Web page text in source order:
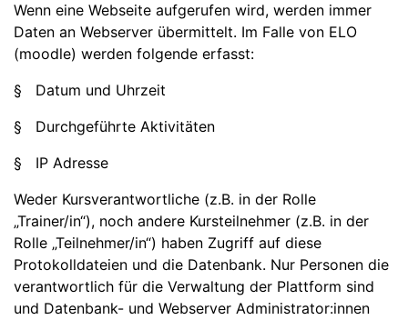
Wenn eine Webseite aufgerufen wird, werden immer
Daten an Webserver übermittelt. Im Falle von ELO
(moodle) werden folgende erfasst:
§ Datum und Uhrzeit
§ Durchgeführte Aktivitäten
§ IP Adresse
Weder Kursverantwortliche (z.B. in der Rolle
„Trainer/in“), noch andere Kursteilnehmer (z.B. in der
Rolle „Teilnehmer/in“) haben Zugriff auf diese
Protokolldateien und die Datenbank. Nur Personen die
verantwortlich für die Verwaltung der Plattform sind
und Datenbank- und Webserver Administrator:innen